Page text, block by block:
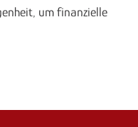
um finanzielle